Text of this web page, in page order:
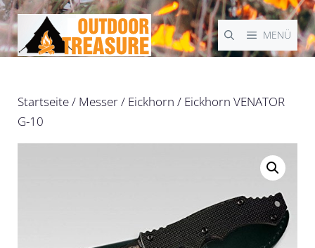
Zum
Inhalt
springen
MENÜ
Startseite/ Messer/ Eickhorn / Eickhorn VENATOR
G-10